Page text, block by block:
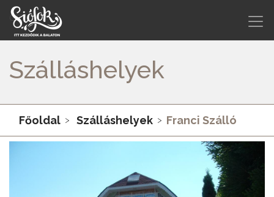
Szálláshelyek
Főoldal Szálláshelyek Franci Szálló